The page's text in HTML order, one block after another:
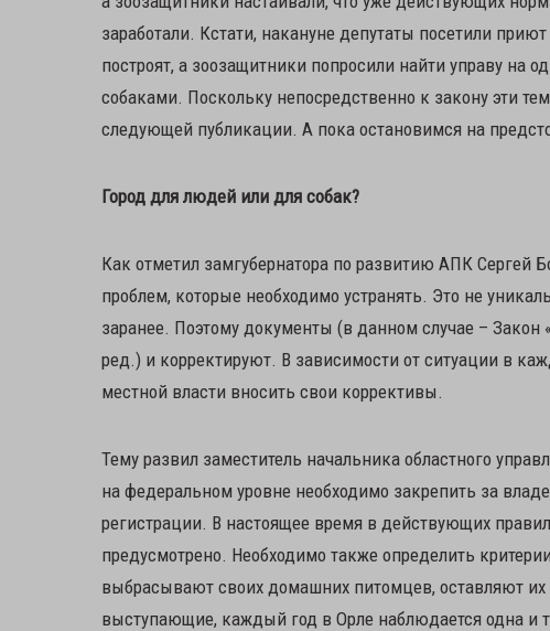
заработали. Кстати, накануне депутаты посетили
построят, а зоозащитники попросили найти управу
собаками. Поскольку непосредственно к закону эти
следующей публикации. А пока остановимся на
Город для людей или для собак?
Как отметил замгубернатора по развитию АПК Сергей
проблем, которые необходимо устранять. Это не
заранее. Поэтому документы (в данном случае –
ред.) и корректируют. В зависимости от ситуации в
местной власти вносить свои коррективы.
Тему развил заместитель начальника областного
на федеральном уровне необходимо закрепить за
регистрации. В настоящее время в действующих
предусмотрено. Необходимо также определить
выбрасывают своих домашних питомцев, оставляют их
выступающие, каждый год в Орле наблюдается одна и